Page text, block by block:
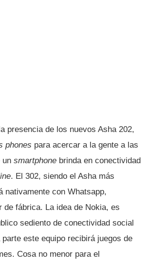
presencia de los nuevos Asha 202,
phones para acercar a la gente a las
un smartphone brinda en conectividad
. El 302, siendo el Asha más
nativamente con Whatsapp,
de fábrica. La idea de Nokia, es
sediento de conectividad social
este equipo recibirá juegos de
Cosa no menor para el